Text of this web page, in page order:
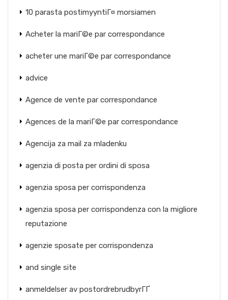
10 parasta postimyyntiГ¤ morsiamen
Acheter la mariГ©e par correspondance
acheter une mariГ©e par correspondance
advice
Agence de vente par correspondance
Agences de la mariГ©e par correspondance
Agencija za mail za mladenku
agenzia di posta per ordini di sposa
agenzia sposa per corrispondenza
agenzia sposa per corrispondenza con la migliore
reputazione
agenzie sposate per corrispondenza
and single site
anmeldelser av postordrebrudbyrГҐ